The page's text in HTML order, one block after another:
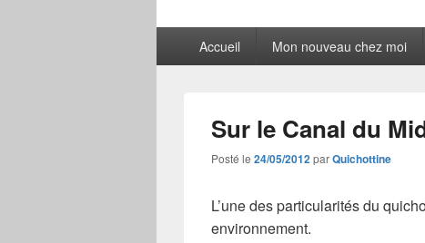
principalAccueil Mon nouveau chez moi
Sur le Canal du
Posté le 24/05/2012parQuichottine
L’une des particularités du
environnement.